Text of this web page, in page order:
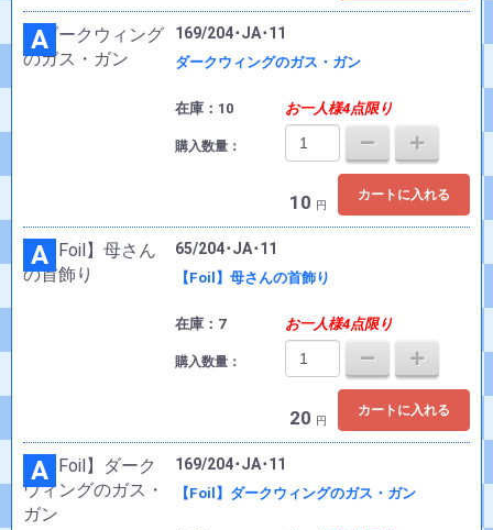
A 169/204･JA･11
ダークウィングのガス・ガン
在庫：10 お一人様4点限り
購入数量：
10 円
カートに入れる
A 65/204･JA･11
【Foil】母さんの首飾り
在庫：7 お一人様4点限り
購入数量：
20 円
カートに入れる
A 169/204･JA･11
【Foil】ダークウィングのガス・ガン